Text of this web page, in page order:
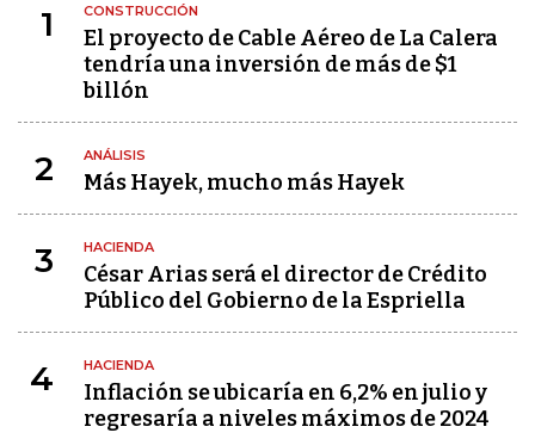
1 CONSTRUCCIÓN
El proyecto de Cable Aéreo de La Calera
tendría una inversión de más de $1
billón
2 ANÁLISIS
Más Hayek, mucho más Hayek
3 HACIENDA
César Arias será el director de Crédito
Público del Gobierno de la Espriella
4 HACIENDA
Inflación se ubicaría en 6,2% en julio y
regresaría a niveles máximos de 2024